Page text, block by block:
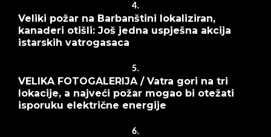
4.
Veliki požar na Barbanštini lokaliziran,
kanaderi otišli: Još jedna uspješna akcija
istarskih vatrogasaca
5.
VELIKA FOTOGALERIJA / Vatra gori na tri
lokacije, a najveći požar mogao bi otežati
isporuku električne energije
6.